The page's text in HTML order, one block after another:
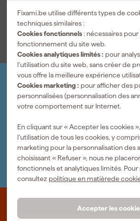
Fixami.be utilise différents types de
techniques similaires :
Cookies fonctionnels : nécessaires
fonctionnement du site web.
Cookies analytiques limités : pour
l’utilisation du site web, sans créer de
vous offre la meilleure expérience
Cookies marketing : pour afficher des
personnalisées (personnalisation des
votre comportement sur Internet.
En cliquant sur « Accepter les cookies
l’utilisation de tous les cookies, y
marketing pour la personnalisation des
choisissant « Refuser », nous ne
fonctionnels et analytiques limités. Pour
consultez politique en matièrede
Accepter les
de manière contrôlée et obtenez
chaque tâche.
Voir toutes les caractéristiques
Organisez-le vous-même
Connectez-vous et gérez vos
factures.
Abonnez-vous à la newsletter
Nous sommes heureux de vous
Nous nous ferons un plaisir de
de nos spécialistes.
Que représente Fixami?